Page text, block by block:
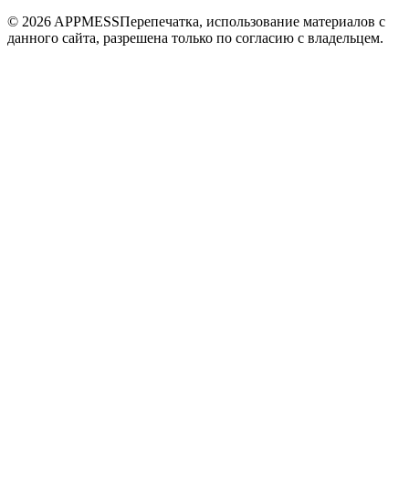
© 2026 APPMESSПерепечатка, использование материалов с
данного сайта, разрешена только по согласию с владельцем.